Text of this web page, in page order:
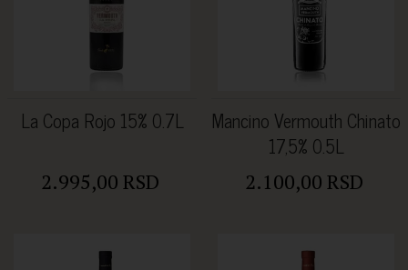
La Copa Rojo 15% 0.7L
2.995,00 RSD
Mancino Vermouth Chinato
17,5% 0.5L
2.100,00 RSD